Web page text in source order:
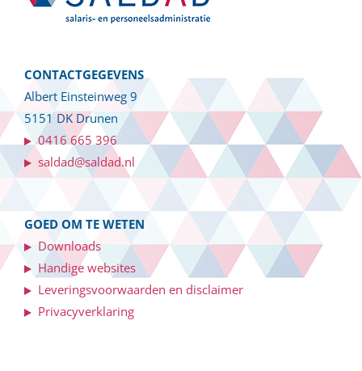
CONTACTGEGEVENS
Albert Einsteinweg 9
5151 DK Drunen
0416 665 396
saldad@saldad.nl
GOED OM TE WETEN
Downloads
Handige websites
Leveringsvoorwaarden en disclaimer
Privacyverklaring